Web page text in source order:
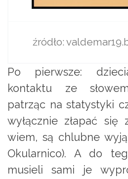
źródło:
Po pierwsze:
kontaktu ze
patrząc na statystyki
wyłącznie złapać się
wiem, są chlubne
Okularnico). A do
musieli sami je